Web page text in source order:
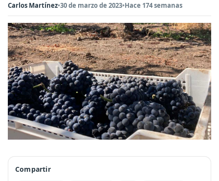
Carlos Martínez•30 de marzo de 2023•Hace 174 semanas
Compartir